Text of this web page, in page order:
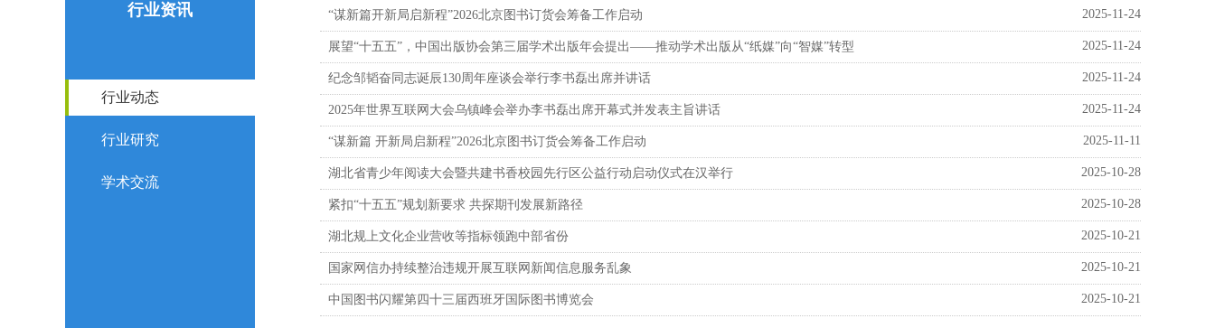
行业资讯
行业动态
行业研究
学术交流
“谋新篇开新局启新程”2026北京图书订货会筹备工作启动 2025-11-24
展望“十五五”，中国出版协会第三届学术出版年会提出——推动学术出版从“纸媒”向“智媒”转型 2025-11-24
纪念邹韬奋同志诞辰130周年座谈会举行李书磊出席并讲话 2025-11-24
2025年世界互联网大会乌镇峰会举办李书磊出席开幕式并发表主旨讲话 2025-11-24
“谋新篇 开新局启新程”2026北京图书订货会筹备工作启动 2025-11-11
湖北省青少年阅读大会暨共建书香校园先行区公益行动启动仪式在汉举行 2025-10-28
紧扣“十五五”规划新要求 共探期刊发展新路径 2025-10-28
湖北规上文化企业营收等指标领跑中部省份 2025-10-21
国家网信办持续整治违规开展互联网新闻信息服务乱象 2025-10-21
中国图书闪耀第四十三届西班牙国际图书博览会 2025-10-21